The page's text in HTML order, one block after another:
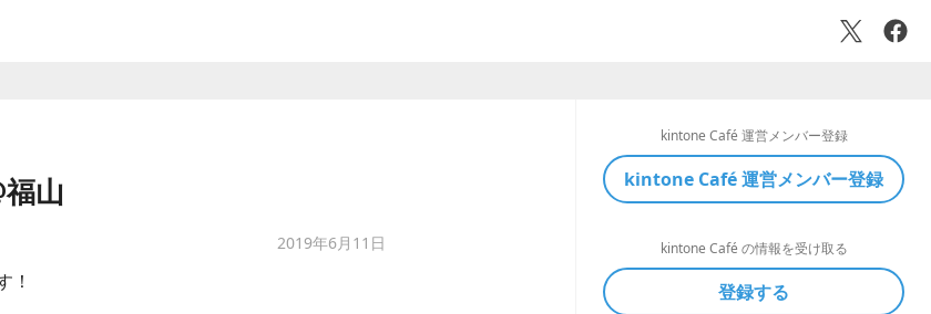
山
2019年6月11日
！
kintone Café 運営メンバー登録
kintone Café 運営メンバー登録
kintone Café の情報を受け取る
登録する